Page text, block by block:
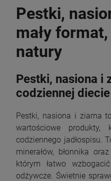
Pestki,
mały
natury
Pestki, nasiona i
codziennej diecie
Pestki, nasiona i ziarna
wartościowe
codziennego jadłospisu.
minerałów, błonnika
którym łatwo
odżywcze. Świetnie